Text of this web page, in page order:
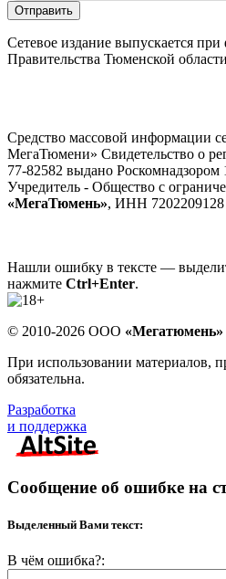
Отправить
Сетевое издание выпускается
Правительства Тюменской
Средство массовой информации
МегаТюмени» Свидетельство о
77-82582 выдано Роскомнадзором
Учредитель - Общество с
«МегаТюмень», ИНН
Нашли ошибку в тексте —
нажмите Ctrl+Enter.
© 2010-2026 ООО «Мегатюмень»
При использовании материалов,
обязательна.
Разработка
и поддержка
Сообщение об ошибке на
Выделенный Вами текст:
В чём ошибка?: